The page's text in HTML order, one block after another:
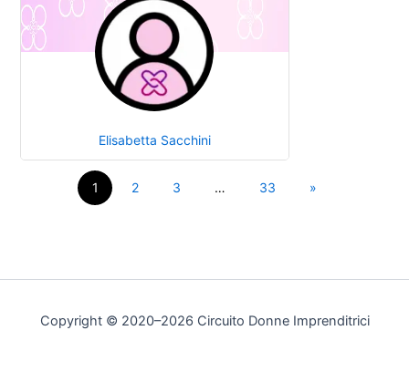
Elisabetta Sacchini
1 2 3 … 33 »
Copyright © 2020–2026 Circuito Donne Imprenditrici